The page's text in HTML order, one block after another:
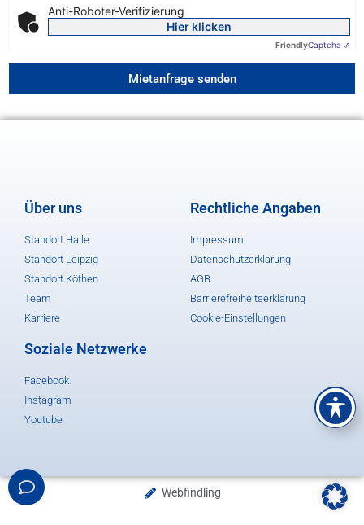
Anti-Roboter-Verifizierung
Hier klicken
FriendlyCaptcha ⇗
Mietanfrage senden
Über uns
Standort Halle
Standort Leipzig
Standort Köthen
Team
Karriere
Rechtliche Angaben
Impressum
Datenschutzerklärung
AGB
Barrierefreiheitserklärung
Cookie-Einstellungen
Soziale Netzwerke
Facebook
Instagram
Youtube
Webfindling